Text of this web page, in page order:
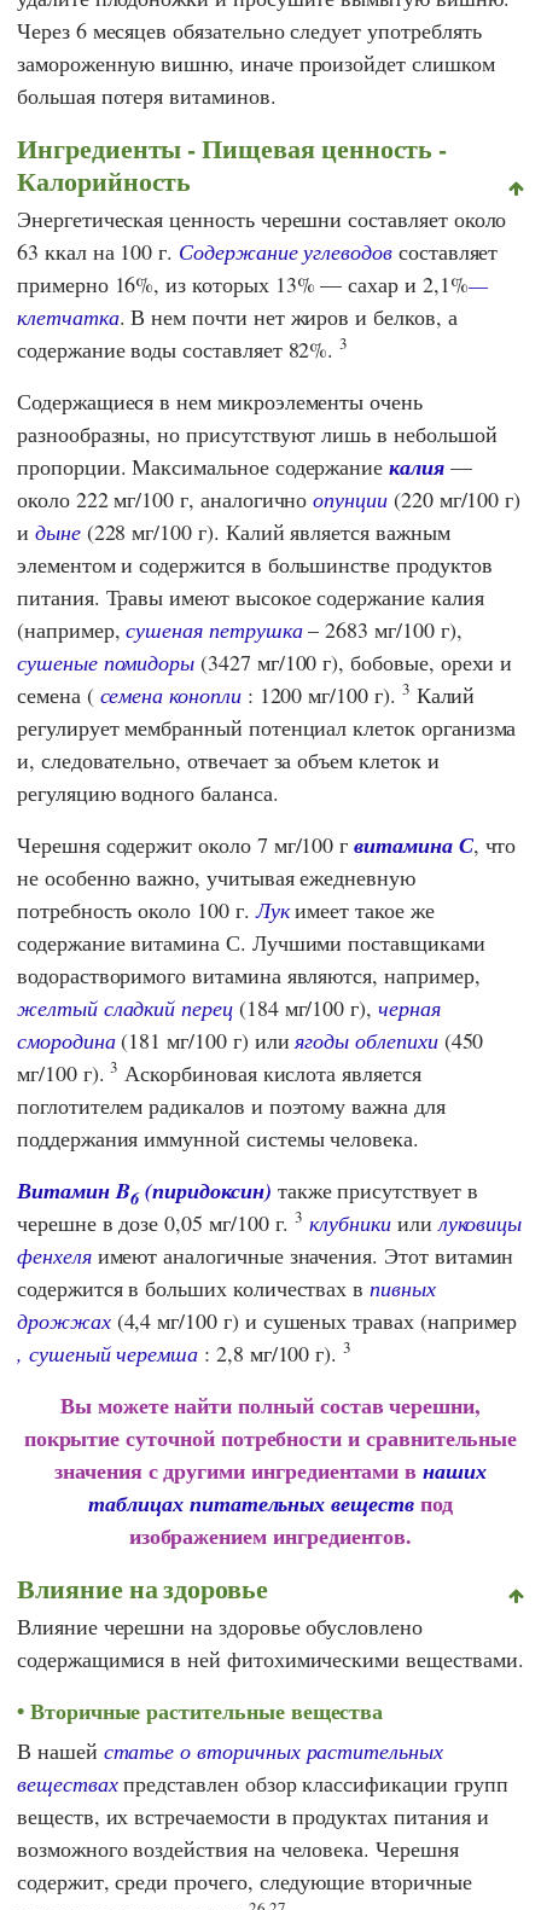
Через 6 месяцев обязательно следует употреблять
замороженную вишню, иначе произойдет слишком
большая потеря витаминов.
Ингредиенты - Пищевая ценность -
Калорийность
Энергетическая ценность черешни составляет около
63 ккал на 100 г. Содержание углеводовсоставляет
примерно 16%, из которых 13% — сахар и 2,1%—
клетчатка. В нем почти нет жиров и белков, а
содержание воды составляет 82%.3
Содержащиеся в нем микроэлементы очень
разнообразны, но присутствуют лишь в небольшой
пропорции. Максимальное содержаниекалия—
около 222 мг/100 г, аналогичноопунции(220 мг/100 г)
и дыне(228 мг/100 г). Калий является важным
элементом и содержится в большинстве продуктов
питания. Травы имеют высокое содержание калия
(например,сушеная петрушка– 2683 мг/100 г),
сушеные помидоры (3427 мг/100 г), бобовые, орехи и
семена ( семена конопли: 1200 мг/100 г). 3 Калий
регулирует мембранный потенциал клеток организма
и, следовательно, отвечает за объем клеток и
регуляцию водного баланса.
Черешня содержит около 7 мг/100 гвитамина С, что
не особенно важно, учитывая ежедневную
потребность около 100 г.Лукимеет такое же
содержание витамина С. Лучшими поставщиками
водорастворимого витамина являются, например,
желтый сладкий перец(184 мг/100 г),черная
смородина(181 мг/100 г) илиягоды облепихи(450
мг/100 г).3 Аскорбиновая кислота является
поглотителем радикалов и поэтому важна для
поддержания иммунной системы человека.
Витамин B6(пиридоксин) также присутствует в
черешне в дозе 0,05 мг/100 г.3 клубникиилилуковицы
фенхеляимеют аналогичные значения. Этот витамин
содержится в больших количествах впивных
дрожжах(4,4 мг/100 г) и сушеных травах (например
, сушеный черемша : 2,8 мг/100 г).3
Вы можете найти полный состав черешни,
покрытие суточной потребности и сравнительные
значения с другими ингредиентами внаших
таблицах питательных веществпод
изображением ингредиентов.
Влияние на здоровье
Влияние черешни на здоровье обусловлено
содержащимися в ней фитохимическими веществами.
Вторичные растительные вещества
В нашей статье о вторичных растительных
веществахпредставлен обзор классификации групп
веществ, их встречаемости в продуктах питания и
возможного воздействия на человека. Черешня
содержит, среди прочего, следующие вторичные